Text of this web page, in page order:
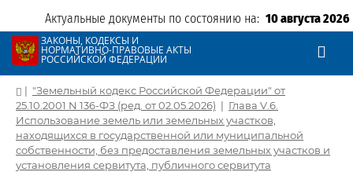
Актуальные документы по состоянию на: 10 августа 2026
ЗАКОНЫ, КОДЕКСЫ И
НОРМАТИВНО-ПРАВОВЫЕ АКТЫ
РОССИЙСКОЙ ФЕДЕРАЦИИ
| "Земельный кодекс Российской Федерации" от
25.10.2001 N 136-ФЗ (ред. от 02.05.2026) | Глава V.6.
Использование земель или земельных участков,
находящихся в государственной или муниципальной
собственности, без предоставления земельных участков и
установления сервитута, публичного сервитута